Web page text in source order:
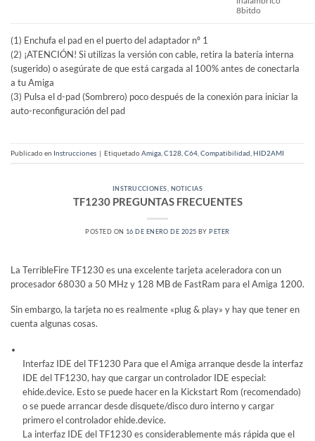
8bitdo
(1) Enchufa el pad en el puerto del adaptador nº 1
(2) ¡ATENCIÓN! Si utilizas la versión con cable, retira la batería interna
(sugerido) o asegúrate de que está cargada al 100% antes de conectarla
a tu Amiga
(3) Pulsa el d-pad (Sombrero) poco después de la conexión para iniciar la
auto-reconfiguración del pad
Publicado en Instrucciones | EtiquetadoAmiga C128 C64 Compatibilidad HID2AMI
INSTRUCCIONES, NOTICIAS
TF1230 PREGUNTAS FRECUENTES
POSTED ON 16 DE ENERO DE 2025 BY PETER
La TerribleFire TF1230 es una excelente tarjeta aceleradora con un
procesador 68030 a 50 MHz y 128 MB de FastRam para el Amiga 1200.
Sin embargo, la tarjeta no es realmente «plug & play» y hay que tener en
cuenta algunas cosas.
Interfaz IDE del TF1230 Para que el Amiga arranque desde la interfaz
IDE del TF1230, hay que cargar un controlador IDE especial:
ehide.device. Esto se puede hacer en la Kickstart Rom (recomendado)
o se puede arrancar desde disquete/disco duro interno y cargar
primero el controlador ehide.device.
La interfaz IDE del TF1230 es considerablemente más rápida que el